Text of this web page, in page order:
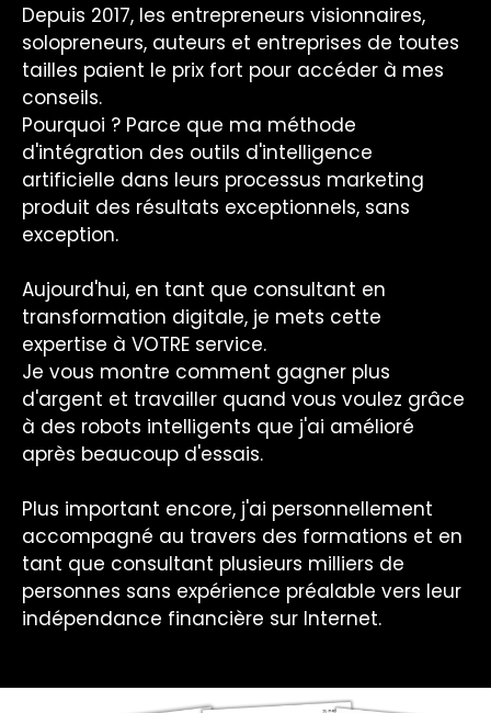
Depuis 2017, les entrepreneurs visionnaires,
solopreneurs, auteurs et entreprises de toutes
tailles paient le prix fort pour accéder à mes
conseils.
Pourquoi ? Parce que ma méthode
d'intégration des outils d'intelligence
artificielle dans leurs processus marketing
produit des résultats exceptionnels, sans
exception.
Aujourd'hui, en tant que consultant en
transformation digitale, je mets cette
expertise à VOTRE service.
Je vous montre comment gagner plus
d'argent et travailler quand vous voulez grâce
à des robots intelligents que j'ai amélioré
après beaucoup d'essais.
Plus important encore, j'ai personnellement
accompagné au travers des formations et en
tant que consultant plusieurs milliers de
personnes sans expérience préalable vers leur
indépendance financière sur Internet.